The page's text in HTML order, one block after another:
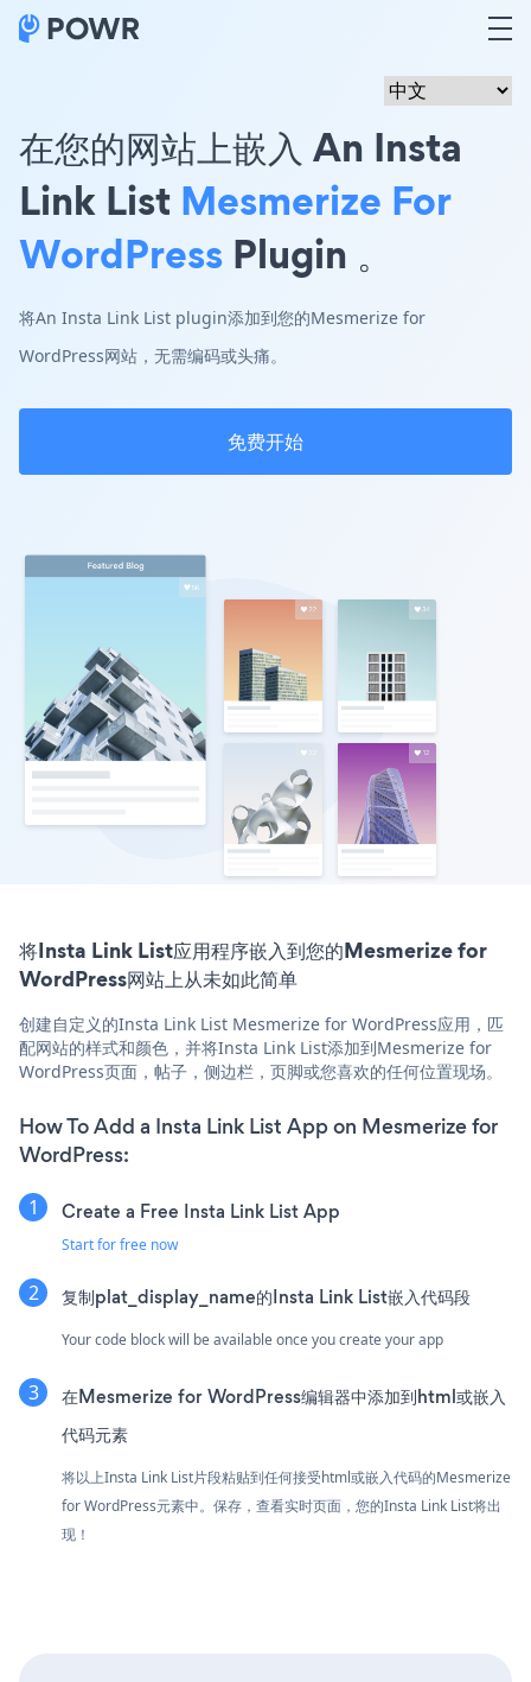
在您的网站上嵌入 An Insta
Link List Mesmerize For
WordPress Plugin 。
将An Insta Link List plugin添加到您的Mesmerize for
WordPress网站，无需编码或头痛。
免费开始
将Insta Link List应用程序嵌入到您的Mesmerize for
WordPress网站上从未如此简单
创建自定义的Insta Link List Mesmerize for WordPress应用，匹
配网站的样式和颜色，并将Insta Link List添加到Mesmerize for
WordPress页面，帖子，侧边栏，页脚或您喜欢的任何位置现场。
How To Add a Insta Link List App on Mesmerize for
WordPress:
Create a Free Insta Link List App
Start for free now
复制plat_display_name的Insta Link List嵌入代码段
Your code block will be available once you create your app
在Mesmerize for WordPress编辑器中添加到html或嵌入
代码元素
将以上Insta Link List片段粘贴到任何接受html或嵌入代码的Mesmerize
for WordPress元素中。保存，查看实时页面，您的Insta Link List将出
现！